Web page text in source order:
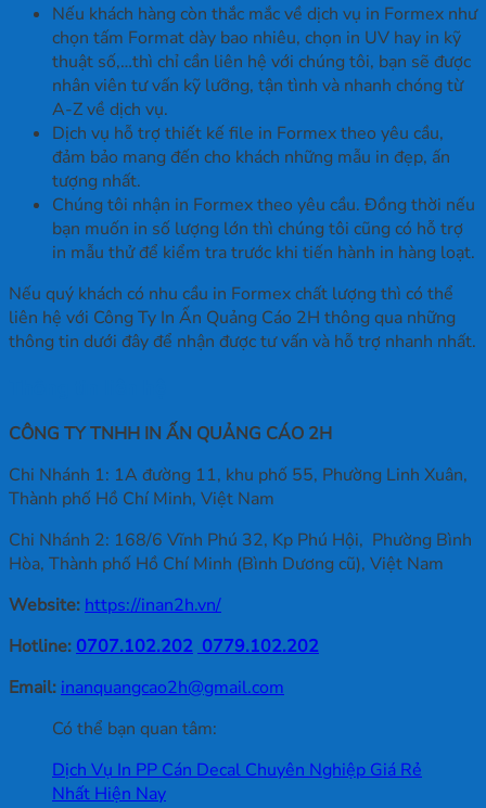
Nếu khách hàng còn thắc mắc về dịch vụ in Formex như
chọn tấm Format dày bao nhiêu, chọn in UV hay in kỹ
thuật số,…thì chỉ cần liên hệ với chúng tôi, bạn sẽ được
nhân viên tư vấn kỹ lưỡng, tận tình và nhanh chóng từ
A-Z về dịch vụ.
Dịch vụ hỗ trợ thiết kế file in Formex theo yêu cầu,
đảm bảo mang đến cho khách những mẫu in đẹp, ấn
tượng nhất.
Chúng tôi nhận in Formex theo yêu cầu. Đồng thời nếu
bạn muốn in số lượng lớn thì chúng tôi cũng có hỗ trợ
in mẫu thử để kiểm tra trước khi tiến hành in hàng loạt.
Nếu quý khách có nhu cầu in Formex chất lượng thì có thể
liên hệ với Công Ty In Ấn Quảng Cáo 2H thông qua những
thông tin dưới đây để nhận được tư vấn và hỗ trợ nhanh nhất.
CÔNG TY TNHH IN ẤN QUẢNG CÁO 2H
Chi Nhánh 1: 1A đường 11, khu phố 55, Phường Linh Xuân,
Thành phố Hồ Chí Minh, Việt Nam
Chi Nhánh 2: 168/6 Vĩnh Phú 32, Kp Phú Hội, Phường Bình
Hòa, Thành phố Hồ Chí Minh (Bình Dương cũ), Việt Nam
Website: https://inan2h.vn/
Hotline: 0707.102.202 0779.102.202
Email: inanquangcao2h@gmail.com
Có thể bạn quan tâm:
Dịch Vụ In PP Cán Decal Chuyên Nghiệp Giá Rẻ
Nhất Hiện Nay